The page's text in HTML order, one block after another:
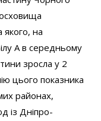
якого, на
А в середньому
зросла у 2
цього показника
районах,
із Дніпро-